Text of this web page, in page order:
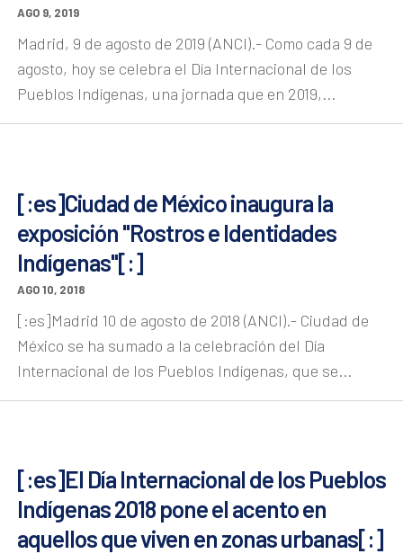
AGO 9, 2019
Madrid, 9 de agosto de 2019 (ANCI).- Como cada 9 de
agosto, hoy se celebra el Día Internacional de los
Pueblos Indígenas, una jornada que en 2019,...
[:es]Ciudad de México inaugura la
exposición "Rostros e Identidades
Indígenas"[:]
AGO 10, 2018
[:es]Madrid 10 de agosto de 2018 (ANCI).- Ciudad de
México se ha sumado a la celebración del Día
Internacional de los Pueblos Indígenas, que se...
[:es]El Día Internacional de los Pueblos
Indígenas 2018 pone el acento en
aquellos que viven en zonas urbanas[:]